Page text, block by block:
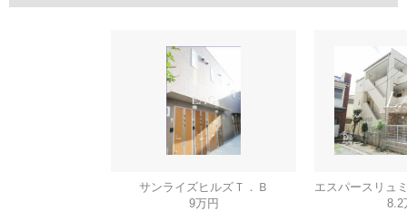
サンライズヒルズＴ．Ｂ
9万円
8.2